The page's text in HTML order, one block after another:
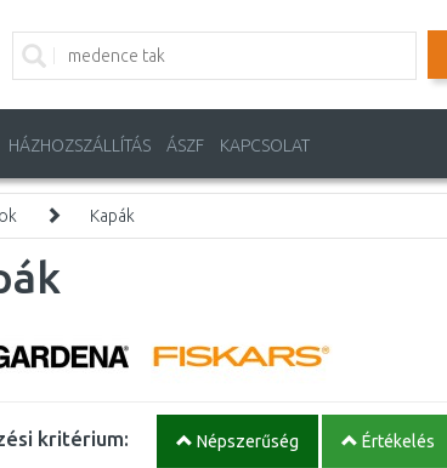
HÁZHOZSZÁLLÍTÁS ÁSZF KAPCSOLAT
Kapák
kritérium: Népszerűség Értékelés